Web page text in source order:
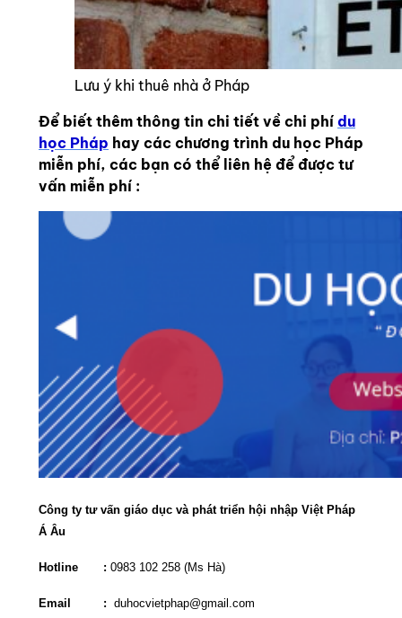
Lưu ý khi thuê nhà ở Pháp
Để biết thêm thông tin chi tiết về chi phí du
học Pháp hay các chương trình du học Pháp
miễn phí, các bạn có thể liên hệ để được tư
vấn miễn phí :
Công ty tư vấn giáo dục và phát triển hội nhập Việt Pháp
Á Âu
Hotline : 0983 102 258 (Ms Hà)
Email : duhocvietphap@gmail.com